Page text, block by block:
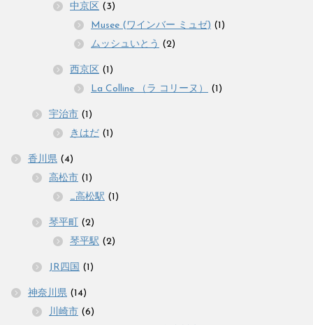
中京区 (3)
Musee (ワインバー ミュゼ) (1)
ムッシュいとう (2)
西京区 (1)
La Colline （ラ コリーヌ）
(1)
宇治市 (1)
きはだ (1)
香川県 (4)
高松市 (1)
_高松駅 (1)
琴平町 (2)
琴平駅 (2)
JR四国 (1)
神奈川県 (14)
川崎市 (6)